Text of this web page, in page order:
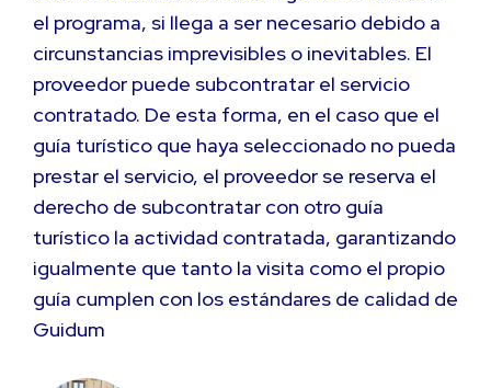
el programa, si llega a ser necesario debido a
circunstancias imprevisibles o inevitables. El
proveedor puede subcontratar el servicio
contratado. De esta forma, en el caso que el
guía turístico que haya seleccionado no pueda
prestar el servicio, el proveedor se reserva el
derecho de subcontratar con otro guía
turístico la actividad contratada, garantizando
igualmente que tanto la visita como el propio
guía cumplen con los estándares de calidad de
Guidum